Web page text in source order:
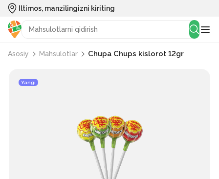
Iltimos, manzilingizni kiriting
Asosiy Mahsulotlar Сhupa Chups kislorot 12gr
Yangi